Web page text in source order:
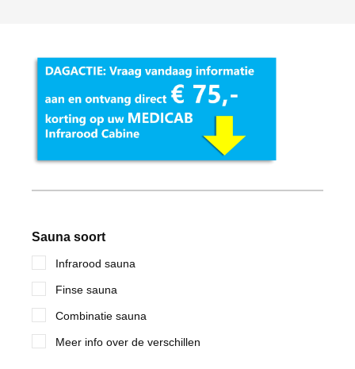
Sauna soort
Infrarood sauna
Finse sauna
Combinatie sauna
Meer info over de verschillen